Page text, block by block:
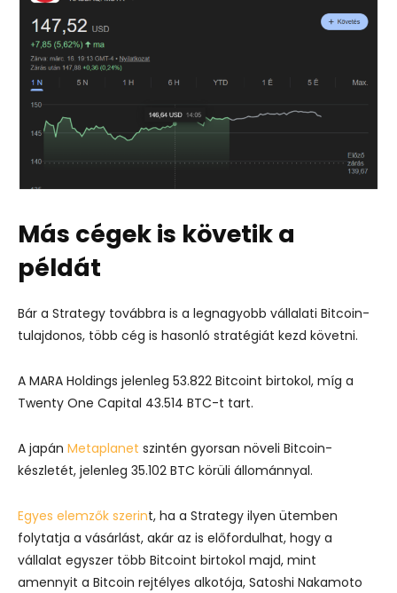
Más cégek is követik a
példát
Bár a Strategy továbbra is a legnagyobb vállalati Bitcoin-
tulajdonos, több cég is hasonló stratégiát kezd követni.
A MARA Holdings jelenleg 53.822 Bitcoint birtokol, míg a
Twenty One Capital 43.514 BTC-t tart.
A japán Metaplanet szintén gyorsan növeli Bitcoin-
készletét, jelenleg 35.102 BTC körüli állománnyal.
Egyes elemzők szerint, ha a Strategy ilyen ütemben
folytatja a vásárlást, akár az is előfordulhat, hogy a
vállalat egyszer több Bitcoint birtokol majd, mint
amennyit a Bitcoin rejtélyes alkotója, Satoshi Nakamoto